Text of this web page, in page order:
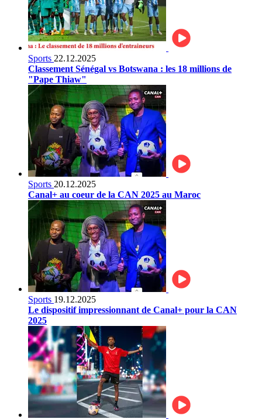
Sports 22.12.2025
Classement Sénégal vs Botswana : les 18 millions de
"Pape Thiaw"
Sports 20.12.2025
Canal+ au coeur de la CAN 2025 au Maroc
Sports 19.12.2025
Le dispositif impressionnant de Canal+ pour la CAN
2025